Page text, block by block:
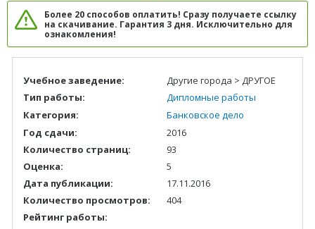
Более 20 способов оплатить! Сразу получаете ссылку
на скачивание. Гарантия 3 дня. Исключительно для
ознакомления!
Учебное заведение:
Другие города > ДРУГОЕ
Тип работы:
Дипломные работы
Категория:
Банковское дело
Год сдачи:
2016
Количество страниц:
93
Оценка:
5
Дата публикации:
17.11.2016
Количество просмотров:
404
Рейтинг работы: